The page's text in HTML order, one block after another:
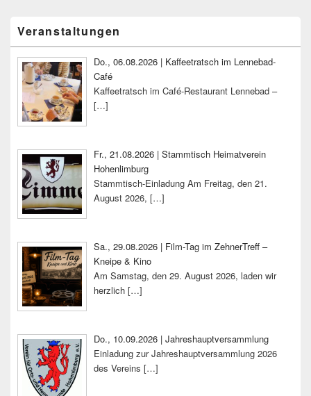
Seitenleisten-
Widgetbereich
Veranstaltungen
Do., 06.08.2026 | Kaffeetratsch im Lennebad-
Café
Kaffeetratsch im Café-Restaurant Lennebad –
[…]
Fr., 21.08.2026 | Stammtisch Heimatverein
Hohenlimburg
Stammtisch-Einladung Am Freitag, den 21.
August 2026, […]
Sa., 29.08.2026 | Film-Tag im ZehnerTreff –
Kneipe & Kino
Am Samstag, den 29. August 2026, laden wir
herzlich […]
Do., 10.09.2026 | Jahreshauptversammlung
Einladung zur Jahreshauptversammlung 2026
des Vereins […]